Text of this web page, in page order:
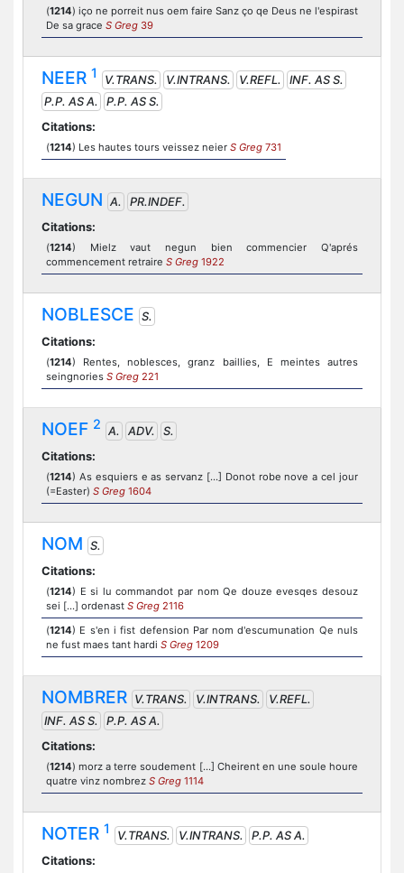
(1214) iço ne porreit nus oem faire Sanz ço qe Deus ne l'espirast
De sa grace S Greg 39
NEER 1 V.TRANS. V.INTRANS. V.REFL.
INF. AS S.
P.P. AS A.
P.P. AS S.
Citations:
(1214) Les hautes tours veissez neier S Greg 731
NEGUN A.
PR.INDEF.
Citations:
(1214) Mielz vaut negun bien commencier Q'aprés
commencement retraire S Greg 1922
NOBLESCE S.
Citations:
(1214) Rentes, noblesces, granz baillies, E meintes autres
seingnories S Greg 221
NOEF 2 A. ADV.
S.
Citations:
(1214) As esquiers e as servanz [...] Donot robe nove a cel jour
(=Easter) S Greg 1604
NOM S.
Citations:
(1214) E si lu commandot par nom Qe douze evesqes desouz
sei [...] ordenast S Greg 2116
(1214) E s'en i fist defension Par nom d'escumunation Qe nuls
ne fust maes tant hardi S Greg 1209
NOMBRER V.TRANS. V.INTRANS.
V.REFL.
INF. AS S.
P.P. AS A.
Citations:
(1214) morz a terre soudement [...] Cheirent en une soule houre
quatre vinz nombrez S Greg 1114
NOTER 1 V.TRANS. V.INTRANS.
P.P. AS A.
Citations: